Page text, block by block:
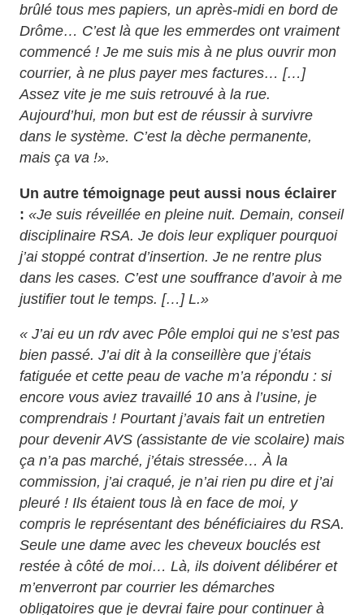
brûlé tous mes papiers, un après-midi en bord de
Drôme… C’est là que les emmerdes ont vraiment
commencé ! Je me suis mis à ne plus ouvrir mon
courrier, à ne plus payer mes factures… […]
Assez vite je me suis retrouvé à la rue.
Aujourd’hui, mon but est de réussir à survivre
dans le système. C’est la dèche permanente,
mais ça va !».
Un autre témoignage peut aussi nous éclairer
: «Je suis réveillée en pleine nuit. Demain, conseil
disciplinaire RSA. Je dois leur expliquer pourquoi
j’ai stoppé contrat d’insertion. Je ne rentre plus
dans les cases. C’est une souffrance d’avoir à me
justifier tout le temps. […] L.»
« J’ai eu un rdv avec Pôle emploi qui ne s’est pas
bien passé. J’ai dit à la conseillère que j’étais
fatiguée et cette peau de vache m’a répondu : si
encore vous aviez travaillé 10 ans à l’usine, je
comprendrais ! Pourtant j’avais fait un entretien
pour devenir AVS (assistante de vie scolaire) mais
ça n’a pas marché, j’étais stressée… À la
commission, j’ai craqué, je n’ai rien pu dire et j’ai
pleuré ! Ils étaient tous là en face de moi, y
compris le représentant des bénéficiaires du RSA.
Seule une dame avec les cheveux bouclés est
restée à côté de moi… Là, ils doivent délibérer et
m’enverront par courrier les démarches
obligatoires que je devrai faire pour continuer à